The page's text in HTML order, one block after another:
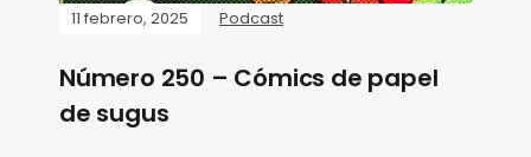
11 febrero, 2025 Podcast
Número 250 – Cómics de papel
de sugus